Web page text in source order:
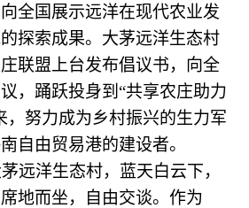
全国展示远洋在现代农业发
探索成果。大茅远洋生态村
联盟上台发布倡议书，向全
，踊跃投身到“共享农庄助力
，努力成为乡村振兴的生力军
自由贸易港的建设者。
远洋生态村，蓝天白云下，
地而坐，自由交谈。作为